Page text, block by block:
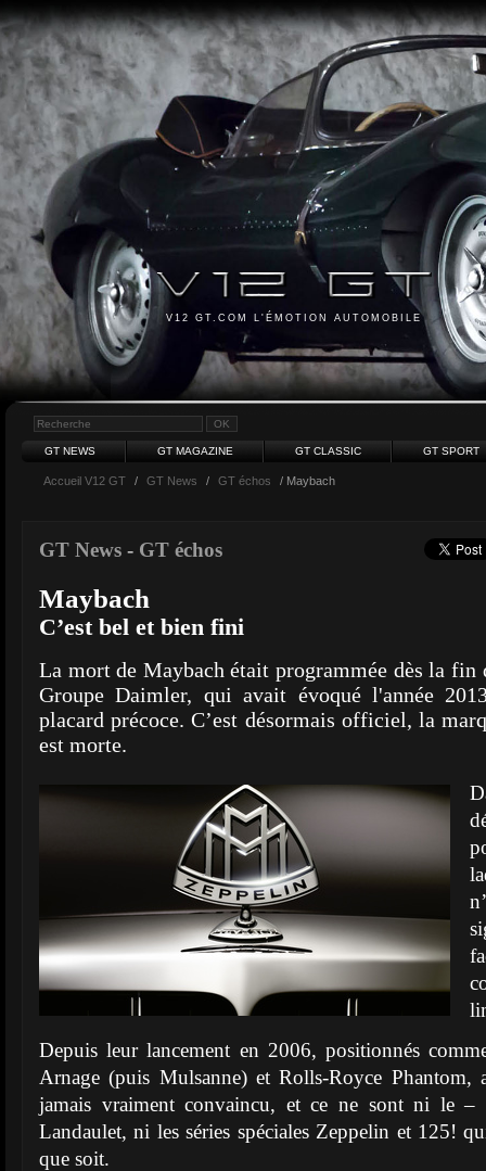
V12 GT.COM L'ÉMOTION AUTOMOBILE
GT NEWS GT MAGAZINE GT CLASSIC GT SPORT
Accueil V12 GT / GT News / GT échos / Maybach
GT News - GT échos
Maybach
C’est bel et bien fini
La mort de Maybach était programmée dès la fin
Groupe Daimler, qui avait évoqué l'année
placard précoce. C’est désormais officiel, la
est morte.
Depuis leur lancement en 2006, positionnés
Arnage (puis Mulsanne) et Rolls-Royce Phantom,
jamais vraiment convaincu, et ce ne sont ni le –
Landaulet, ni les séries spéciales Zeppelin et 125!
que soit.